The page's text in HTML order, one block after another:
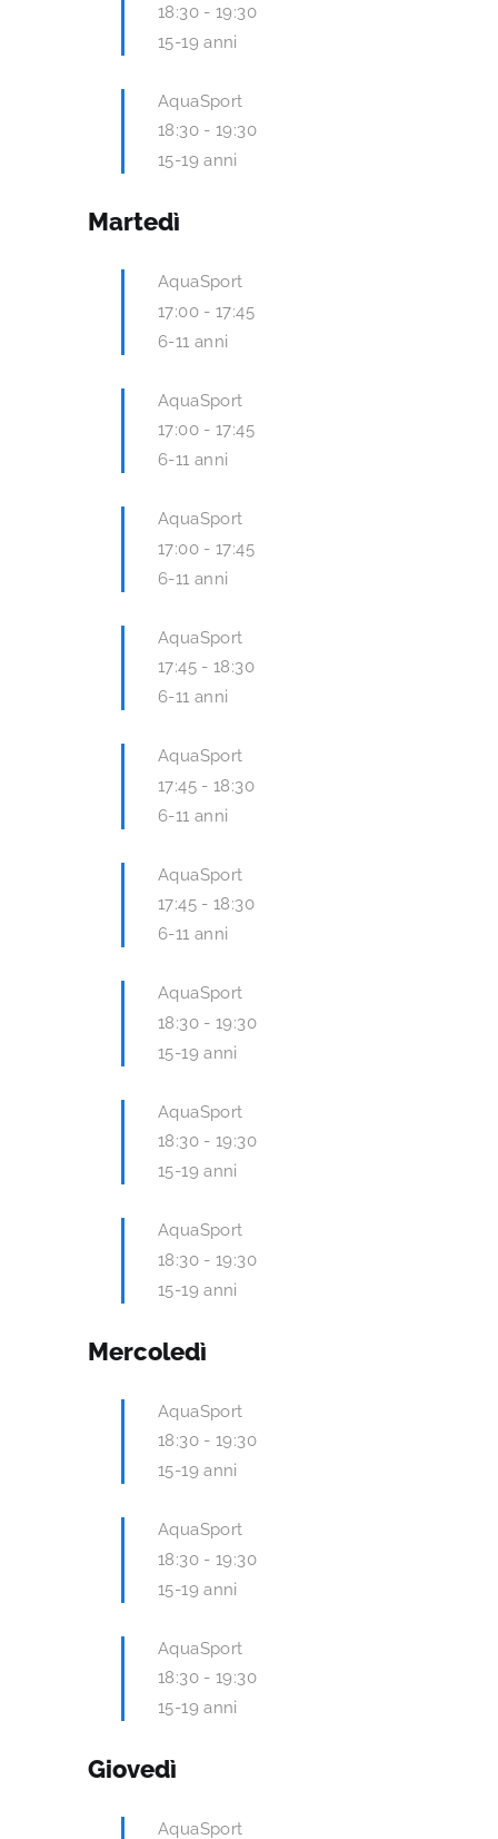
18:30 -19:30
15-19 anni
AquaSport
18:30 -19:30
15-19 anni
Martedì
AquaSport
17:00 -17:45
6-11 anni
AquaSport
17:00 -17:45
6-11 anni
AquaSport
17:00 -17:45
6-11 anni
AquaSport
17:45 -18:30
6-11 anni
AquaSport
17:45 -18:30
6-11 anni
AquaSport
17:45 -18:30
6-11 anni
AquaSport
18:30 -19:30
15-19 anni
AquaSport
18:30 -19:30
15-19 anni
AquaSport
18:30 -19:30
15-19 anni
Mercoledì
AquaSport
18:30 -19:30
15-19 anni
AquaSport
18:30 -19:30
15-19 anni
AquaSport
18:30 -19:30
15-19 anni
Giovedì
AquaSport